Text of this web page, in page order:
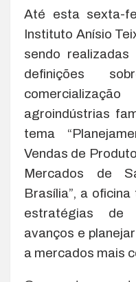
Até esta sexta-
Instituto Anísio
sendo
definições
agroindústrias
tema
Vendas de
Mercados de
Brasília”, a
estratégias de
avanços e
a mercados mais